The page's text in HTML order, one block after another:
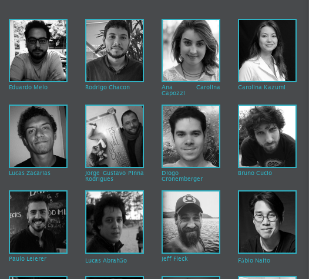
Eduardo Melo Rodrigo Chacon
Ana Carolina
Capozzi
Carolina Kazumi
Lucas Zacarias
Jorge Gustavo Pinna
Rodrigues
Diogo
Cronemberger
Bruno Cucio
Paulo Leierer Lucas Abrahão Jeff Fleck Fábio Naito